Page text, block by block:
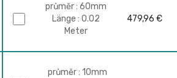
průměr : 60mm
Länge : 0.02
Meter
479,96 €
průměr : 10mm